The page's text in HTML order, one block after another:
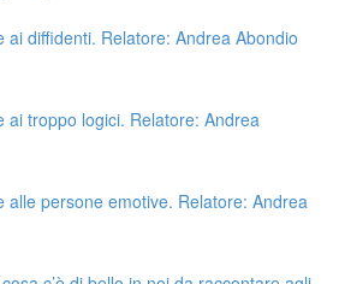
ai diffidenti. Relatore: Andrea Abondio
ai troppo logici. Relatore: Andrea
alle persone emotive. Relatore: Andrea